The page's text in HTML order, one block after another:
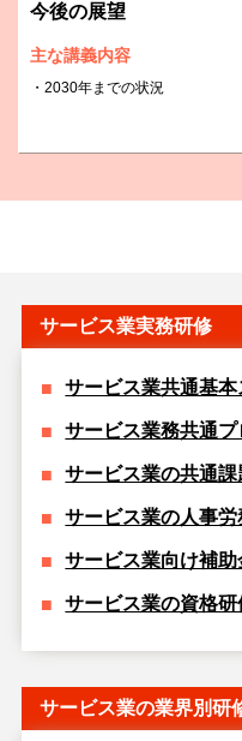
今後の展望
主な講義内容
2030年までの状況
サービス業実務研修
サービス業共通基
サービス業務共通
サービス業の共通
サービス業の人事労
サービス業向け補
サービス業の資格研
サービス業の業界別研